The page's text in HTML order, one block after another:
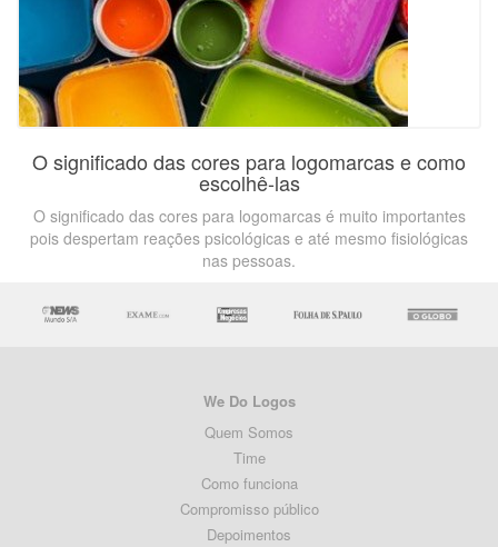
O significado das cores para logomarcas e como
escolhê-las
O significado das cores para logomarcas é muito importantes
pois despertam reações psicológicas e até mesmo fisiológicas
nas pessoas.
We Do Logos
Quem Somos
Time
Como funciona
Compromisso público
Depoimentos